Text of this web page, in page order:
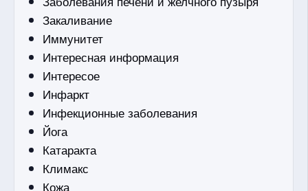
Закаливание
Иммунитет
Интересная информация
Интересое
Инфаркт
Инфекционные заболевания
Йога
Катаракта
Климакс
Кожа